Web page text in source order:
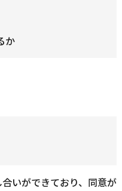
か
いができており、同意が